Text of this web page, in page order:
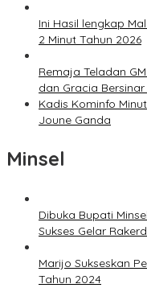
Ini Hasil lengkap
2 Minut Tahun 2026
Remaja Teladan
dan Gracia
Kadis Kominfo
Joune Ganda
Minsel
Dibuka Bupati
Sukses Gelar
Marijo Sukseskan
Tahun 2024